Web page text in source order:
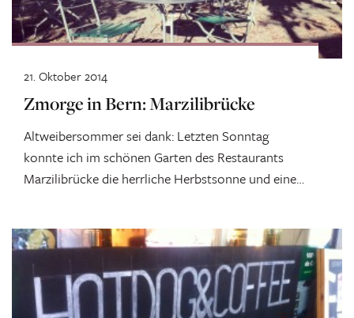
Zmorge in Bern: Marzilibrücke
Altweibersommer sei dank: Letzten Sonntag
konnte ich im schönen Garten des Restaurants
Marzilibrücke die herrliche Herbstsonne und einen
21. Oktober 2014